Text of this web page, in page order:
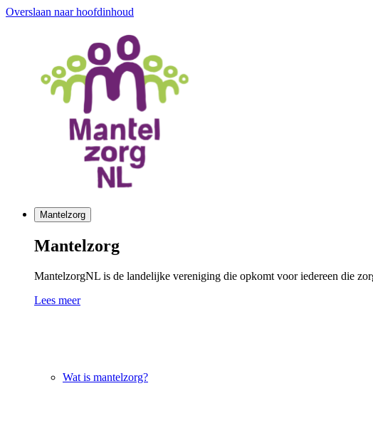
Overslaan naar hoofdinhoud
Mantelzorg
Mantelzorg
MantelzorgNL is de landelijke vereniging die opkomt voor iedereen die
Lees meer
Wat is mantelzorg?